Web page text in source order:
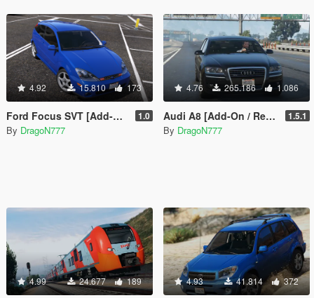
4.92 15.810 173
Ford Focus SVT [Add-On / Replace] 1.0
By DragoN777
4.76 265.186 1.086
Audi A8 [Add-On / Replace | Tuning] 1.5.1
By DragoN777
4.99 24.677 189 4.93 41.814 372